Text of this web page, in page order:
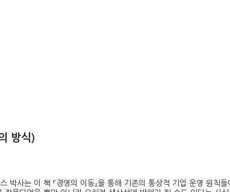
방식)
사는 이 책 『경영의 이동』을 통해 기존의 통상적 기업 운영 원칙